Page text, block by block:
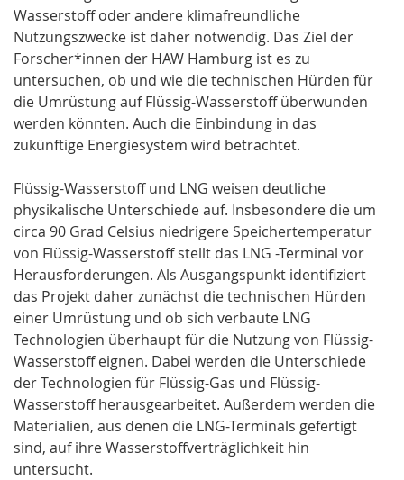
Wasserstoff oder andere klimafreundliche
Nutzungszwecke ist daher notwendig. Das Ziel der
Forscher*innen der HAW Hamburg ist es zu
untersuchen, ob und wie die technischen Hürden für
die Umrüstung auf Flüssig-Wasserstoff überwunden
werden könnten. Auch die Einbindung in das
zukünftige Energiesystem wird betrachtet.
Flüssig-Wasserstoff und LNG weisen deutliche
physikalische Unterschiede auf. Insbesondere die um
circa 90 Grad Celsius niedrigere Speichertemperatur
von Flüssig-Wasserstoff stellt das LNG -Terminal vor
Herausforderungen. Als Ausgangspunkt identifiziert
das Projekt daher zunächst die technischen Hürden
einer Umrüstung und ob sich verbaute LNG
Technologien überhaupt für die Nutzung von Flüssig-
Wasserstoff eignen. Dabei werden die Unterschiede
der Technologien für Flüssig-Gas und Flüssig-
Wasserstoff herausgearbeitet. Außerdem werden die
Materialien, aus denen die LNG-Terminals gefertigt
sind, auf ihre Wasserstoffverträglichkeit hin
untersucht.